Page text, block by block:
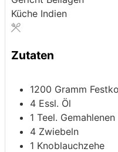
Küche Indien
Zutaten
1200 Gramm
4 Essl. Öl
1 Teel. Gemahlenen
4 Zwiebeln
1 Knoblauchzehe